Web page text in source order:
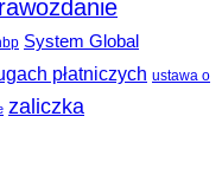
System Global
płatniczych ustawa o
zaliczka